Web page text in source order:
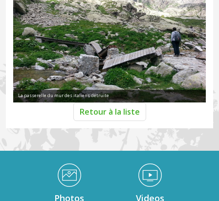
La passerelle du mur des italiens détruite
Retour à la liste
Médiathèque Footer
Photos Videos